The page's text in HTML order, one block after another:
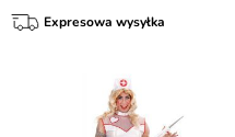
Expresowa wysyłka